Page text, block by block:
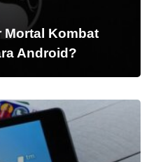
Mortal Kombat
Android?